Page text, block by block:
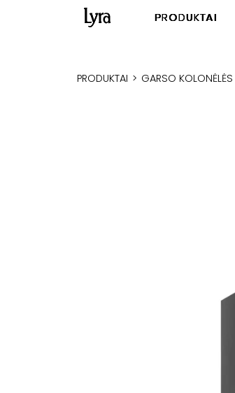
PRODUKTAI
PRODUKTAI > GARSO KOLONĖLĖS